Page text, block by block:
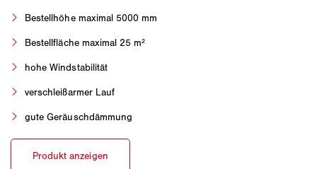
Bestellhöhe maximal 5000 mm
Bestellfläche maximal 25 m²
hohe Windstabilität
verschleißarmer Lauf
gute Geräuschdämmung